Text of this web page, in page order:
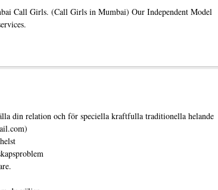
Call Girls. (Call Girls in Mumbai) Our Independent Model
din relation och för speciella kraftfulla traditionella helande